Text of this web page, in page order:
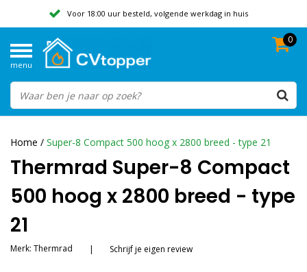
Voor 18:00 uur besteld, volgende werkdag in huis
Beoordeeld met een 9,8
menu
0
Home / Super-8 Compact 500 hoog x 2800 breed - type 21
Thermrad Super-8 Compact
500 hoog x 2800 breed - type
21
Merk: Thermrad | Schrijf je eigen review